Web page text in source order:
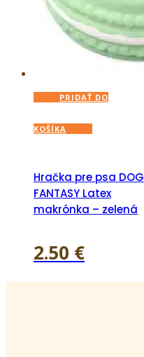
PRIDAŤ DO
KOŠÍKA
Hračka pre psa DOG
FANTASY Latex
makrónka – zelená
2.50 €